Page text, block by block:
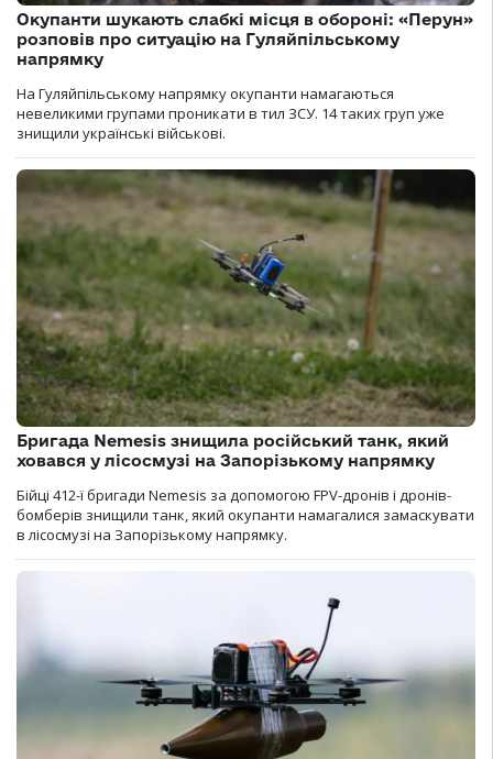
Окупанти шукають слабкі місця в обороні: «Перун»
розповів про ситуацію на Гуляйпільському
напрямку
На Гуляйпільському напрямку окупанти намагаються
невеликими групами проникати в тил ЗСУ. 14 таких груп уже
знищили українські військові.
Бригада Nemesis знищила російський танк, який
ховався у лісосмузі на Запорізькому напрямку
Бійці 412-ї бригади Nemesis за допомогою FPV-дронів і дронів-
бомберів знищили танк, який окупанти намагалися замаскувати
в лісосмузі на Запорізькому напрямку.